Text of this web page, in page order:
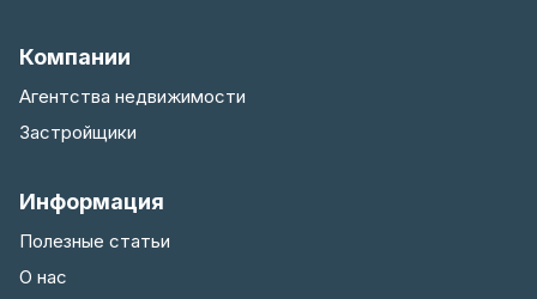
Компании
Агентства недвижимости
Застройщики
Информация
Полезные статьи
О нас